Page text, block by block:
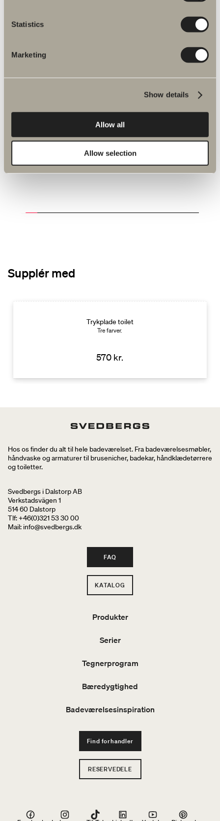
Statistics
Marketing
Show details
Allow all
Allow selection
WC-fixtur glasbox 120mm
9.190 kr.
Supplér med
Trykplade toilet
Tre farver.
570 kr.
Hos os finder du alt til hele badeværelset. Fra badeværelsesmøbler,
håndvaske og armaturer til brusenicher, badekar, håndklædetørrere
og toiletter.
Svedbergs i Dalstorp AB
Verkstadsvägen 1
514 60 Dalstorp
Tlf: +46(0)321 53 30 00
Mail: info@svedbergs.dk
FAQ
KATALOG
Produkter
Serier
Tegnerprogram
Bæredygtighed
Badeværelsesinspiration
Find forhandler
RESERVEDELE